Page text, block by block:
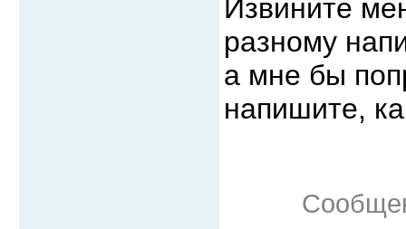
Извините
разному
а мне бы
напишите,